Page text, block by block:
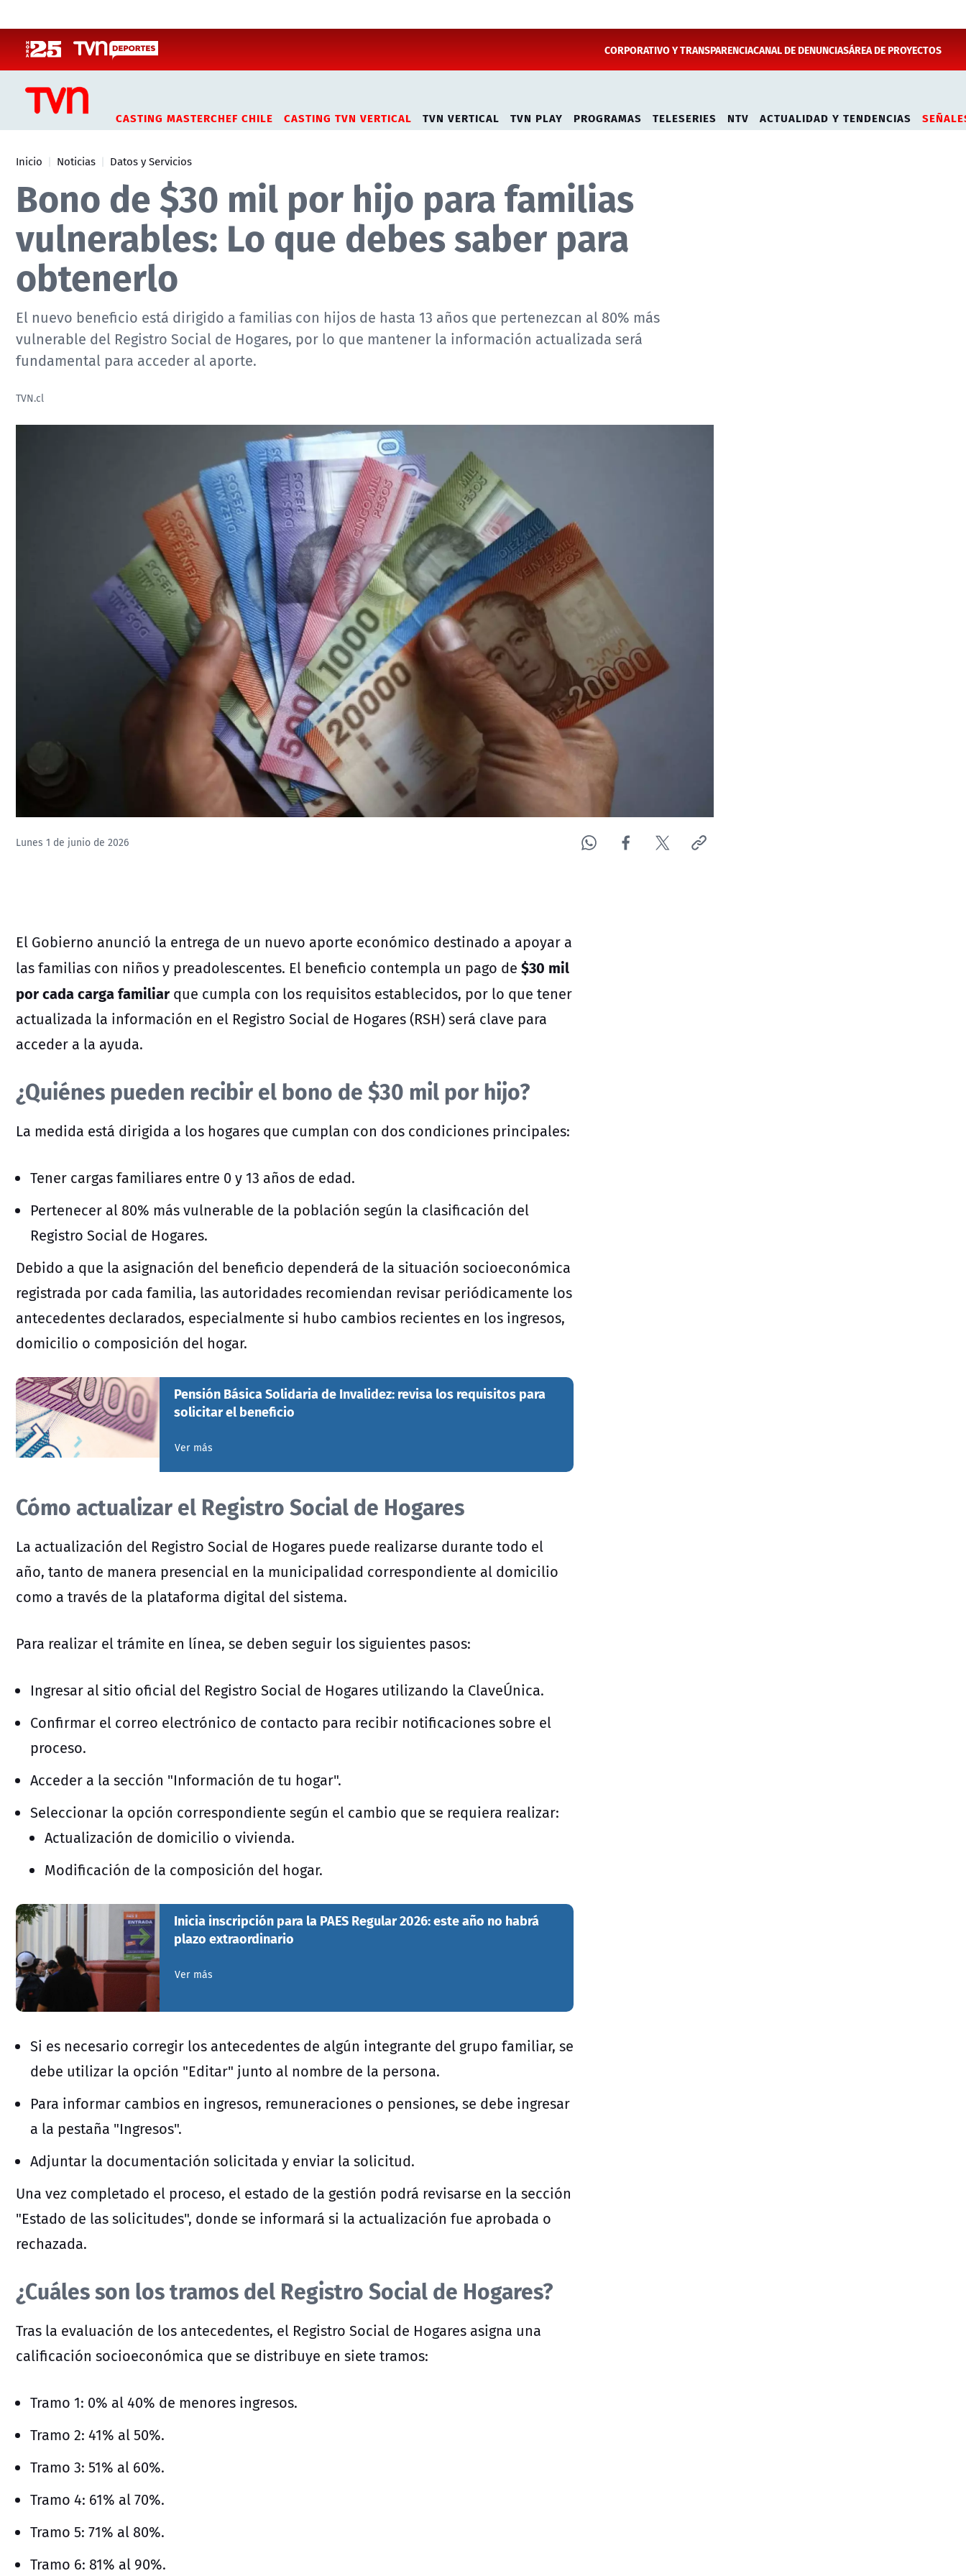
CORPORATIVO Y TRANSPARENCIACANAL DE DENUNCIASÁREA DE PROYECTOS
CASTING MASTERCHEF CHILE CASTING TVN VERTICAL TVN VERTICAL TVN PLAY PROGRAMAS TELESERIES NTV ACTUALIDAD Y TENDENCIAS
Inicio Noticias Datos y Servicios
Bono de $30 mil por hijo para familias
vulnerables: Lo que debes saber para
obtenerlo
El nuevo beneficio está dirigido a familias con hijos de hasta 13 años que pertenezcan al 80% más
vulnerable del Registro Social de Hogares, por lo que mantener la información actualizada será
fundamental para acceder al aporte.
TVN.cl
Lunes 1 de junio de 2026
El Gobierno anunció la entrega de un nuevo aporte económico destinado a apoyar a
las familias con niños y preadolescentes. El beneficio contempla un pago de $30 mil
por cada carga familiar que cumpla con los requisitos establecidos, por lo que tener
actualizada la información en el Registro Social de Hogares (RSH) será clave para
acceder a la ayuda.
¿Quiénes pueden recibir el bono de $30 mil por hijo?
La medida está dirigida a los hogares que cumplan con dos condiciones principales:
Tener cargas familiares entre 0 y 13 años de edad.
Pertenecer al 80% más vulnerable de la población según la clasificación del
Registro Social de Hogares.
Debido a que la asignación del beneficio dependerá de la situación socioeconómica
registrada por cada familia, las autoridades recomiendan revisar periódicamente los
antecedentes declarados, especialmente si hubo cambios recientes en los ingresos,
domicilio o composición del hogar.
Pensión Básica Solidaria de Invalidez: revisa los requisitos para
solicitar el beneficio
Ver más
Cómo actualizar el Registro Social de Hogares
La actualización del Registro Social de Hogares puede realizarse durante todo el
año, tanto de manera presencial en la municipalidad correspondiente al domicilio
como a través de la plataforma digital del sistema.
Para realizar el trámite en línea, se deben seguir los siguientes pasos:
Ingresar al sitio oficial del Registro Social de Hogares utilizando la ClaveÚnica.
Confirmar el correo electrónico de contacto para recibir notificaciones sobre el
proceso.
Acceder a la sección "Información de tu hogar".
Seleccionar la opción correspondiente según el cambio que se requiera realizar:
Actualización de domicilio o vivienda.
Modificación de la composición del hogar.
Inicia inscripción para la PAES Regular 2026: este año no habrá
plazo extraordinario
Ver más
Si es necesario corregir los antecedentes de algún integrante del grupo familiar, se
debe utilizar la opción "Editar" junto al nombre de la persona.
Para informar cambios en ingresos, remuneraciones o pensiones, se debe ingresar
a la pestaña "Ingresos".
Adjuntar la documentación solicitada y enviar la solicitud.
Una vez completado el proceso, el estado de la gestión podrá revisarse en la sección
"Estado de las solicitudes", donde se informará si la actualización fue aprobada o
rechazada.
¿Cuáles son los tramos del Registro Social de Hogares?
Tras la evaluación de los antecedentes, el Registro Social de Hogares asigna una
calificación socioeconómica que se distribuye en siete tramos:
Tramo 1: 0% al 40% de menores ingresos.
Tramo 2: 41% al 50%.
Tramo 3: 51% al 60%.
Tramo 4: 61% al 70%.
Tramo 5: 71% al 80%.
Tramo 6: 81% al 90%.